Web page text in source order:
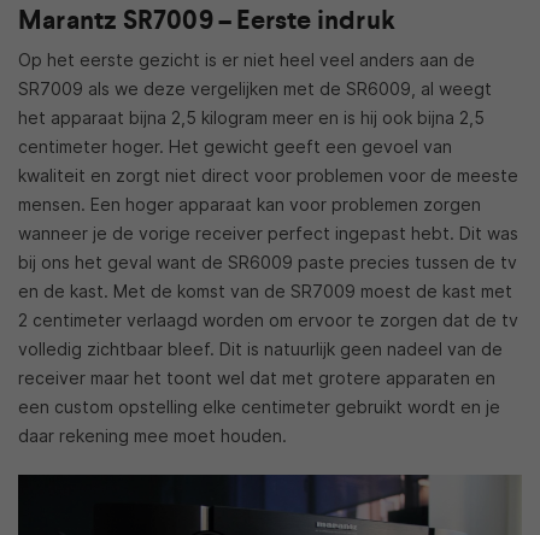
Marantz SR7009 – Eerste indruk
Op het eerste gezicht is er niet heel veel anders aan de
SR7009 als we deze vergelijken met de SR6009, al weegt
het apparaat bijna 2,5 kilogram meer en is hij ook bijna 2,5
centimeter hoger. Het gewicht geeft een gevoel van
kwaliteit en zorgt niet direct voor problemen voor de meeste
mensen. Een hoger apparaat kan voor problemen zorgen
wanneer je de vorige receiver perfect ingepast hebt. Dit was
bij ons het geval want de SR6009 paste precies tussen de tv
en de kast. Met de komst van de SR7009 moest de kast met
2 centimeter verlaagd worden om ervoor te zorgen dat de tv
volledig zichtbaar bleef. Dit is natuurlijk geen nadeel van de
receiver maar het toont wel dat met grotere apparaten en
een custom opstelling elke centimeter gebruikt wordt en je
daar rekening mee moet houden.